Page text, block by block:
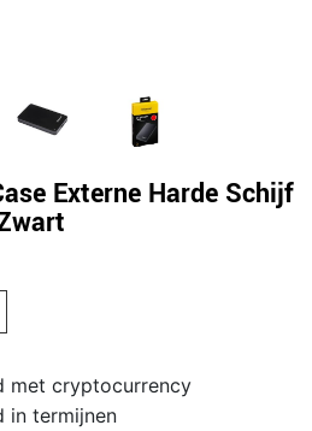
Externe Harde Schijf
met cryptocurrency
in termijnen